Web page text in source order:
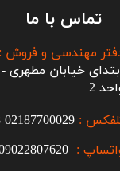
تماس با ما
:
02187700029
:
مهندسی و فروش :
2